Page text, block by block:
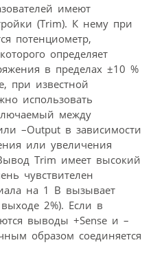
имеют
(Trim). К нему при
потенциометр,
определяет
в пределах ±10 %
при известной
использовать
между
–Output в зависимости
или увеличения
Trim имеет высокий
чувствителен
на 1 В вызывает
2%). Если в
выводы +Sense и –
образом соединяется